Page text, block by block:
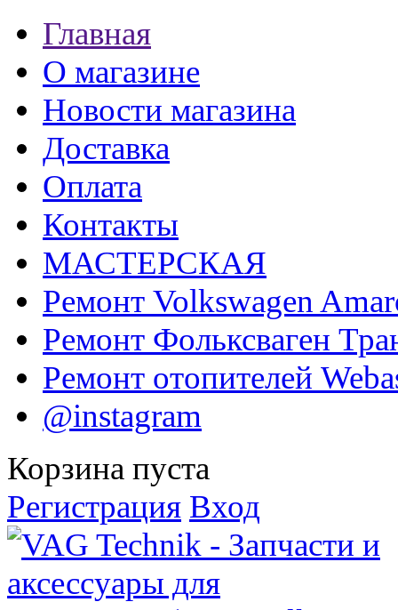
Главная
О магазине
Новости магазина
Доставка
Оплата
Контакты
МАСТЕРСКАЯ
Ремонт Volkswagen
Ремонт Фольксваген
Ремонт отопителей
@instagram
Корзина пуста
Регистрация Вход